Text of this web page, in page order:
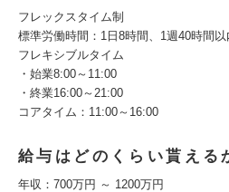
フレックスタイム制
標準労働時間：1日8時間、1週40時間以
フレキシブルタイム
・始業8:00～11:00
・終業16:00～21:00
コアタイム：11:00～16:00
給与はどのくらい貰える
年収：700万円 ～ 1200万円